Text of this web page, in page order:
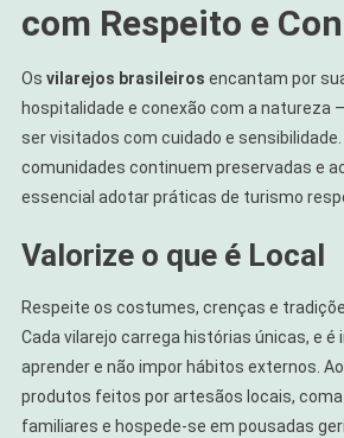
com Respeito e
Os vilarejos brasileiros encantam por
hospitalidade e conexão com a natureza
ser visitados com cuidado e
comunidades continuem preservadas e
essencial adotar práticas de turismo
Valorize o que é Local
Respeite os costumes, crenças e
Cada vilarejo carrega histórias únicas, e
aprender e não impor hábitos externos.
produtos feitos por artesãos locais,
familiares e hospede-se em pousadas